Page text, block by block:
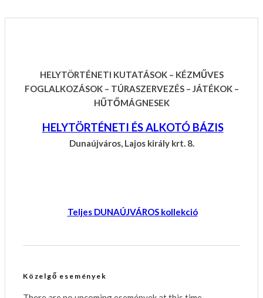
HELYTÖRTÉNETI KUTATÁSOK – KÉZMŰVES
FOGLALKOZÁSOK – TÚRASZERVEZÉS – JÁTÉKOK –
HŰTŐMÁGNESEK
HELYTÖRTÉNETI ÉS ALKOTÓ BÁZIS
Dunaújváros, Lajos király krt. 8.
Teljes DUNAÚJVÁROS kollekció
Közelgő események